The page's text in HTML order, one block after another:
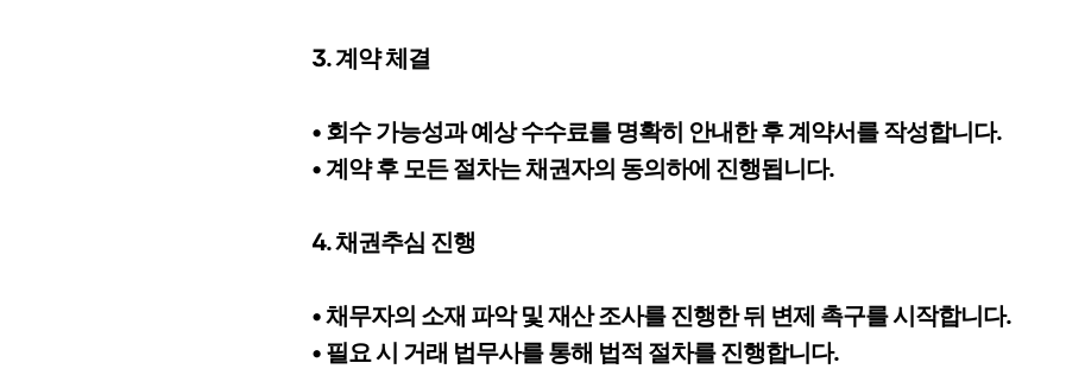
3. 계약 체결
• 회수 가능성과 예상 수수료를 명확히 안내한 후 계약서를 작성합니다.
• 계약 후 모든 절차는 채권자의 동의하에 진행됩니다.
4. 채권추심 진행
• 채무자의 소재 파악 및 재산 조사를 진행한 뒤 변제 촉구를 시작합니다.
• 필요 시 거래 법무사를 통해 법적 절차를 진행합니다.